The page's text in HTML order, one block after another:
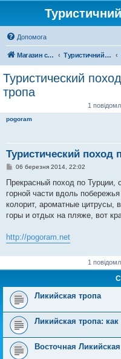
Допомога
Магазин спорядження Туристичний форум «Рюкзак»
Туристический
тропа
1
pogoram
Туристический поход
П
в
д
о
л
н
06 березня 2014, 22:02
Прекрасный поход по Турции,
горной части вдоль
колорит, ароматные цитрусы,
горы и отдых на пляже, вот
http://pogoram.net
1
Ликийская тропа
Ликийская тропа: как
Восточная